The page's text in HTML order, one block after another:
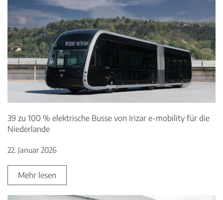
39 zu 100 % elektrische Busse von Irizar e-mobility für die
Niederlande
22. Januar 2026
Mehr lesen